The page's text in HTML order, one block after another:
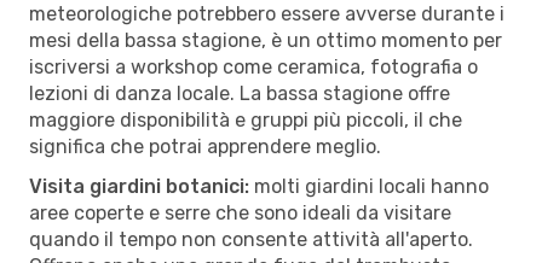
meteorologiche potrebbero essere avverse durante i
mesi della bassa stagione, è un ottimo momento per
iscriversi a workshop come ceramica, fotografia o
lezioni di danza locale. La bassa stagione offre
maggiore disponibilità e gruppi più piccoli, il che
significa che potrai apprendere meglio.
Visita giardini botanici: molti giardini locali hanno
aree coperte e serre che sono ideali da visitare
quando il tempo non consente attività all'aperto.